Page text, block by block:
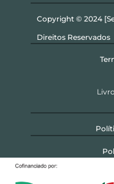
Copyright © 2024
Direitos Reservados